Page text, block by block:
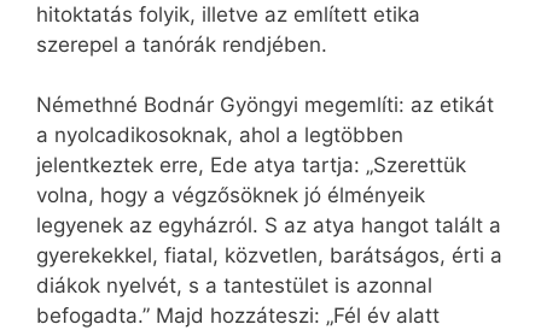
hitoktatás folyik, illetve az említett etika
szerepel a tanórák rendjében.
Némethné Bodnár Gyöngyi megemlíti: az etikát
a nyolcadikosoknak, ahol a legtöbben
jelentkeztek erre, Ede atya tartja: „Szerettük
volna, hogy a végzősöknek jó élményeik
legyenek az egyházról. S az atya hangot talált a
gyerekekkel, fiatal, közvetlen, barátságos, érti a
diákok nyelvét, s a tantestület is azonnal
befogadta.” Majd hozzáteszi: „Fél év alatt